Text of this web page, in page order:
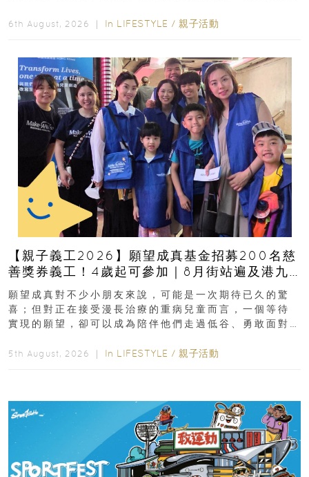
6th August, 2026 ｜ In LIFESTYLE / 親子活動
【親子義工2026】願望成真基金招募200名慈
善獎券義工！4歲起可參加｜8月街站遍及港九
新界
願望成真對不少小朋友來說，可能是一次期待已久的驚
喜；但對正在接受漫長治療的重病兒童而言，一個等待
實現的願望，卻可以成為陪伴他們走過低谷、勇敢面對
5th August, 2026 ｜ In LIFESTYLE / 親子活動